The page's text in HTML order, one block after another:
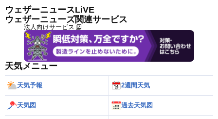
ウェザーニュースLiVE
ウェザーニューズ関連サービス
法人向けサービス
天気メニュー
天気予報 2週間天気
天気図 過去天気図